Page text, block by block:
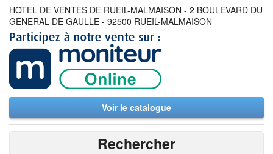
HOTEL DE VENTES DE RUEIL-MALMAISON - 2 BOULEVARD DU
GENERAL DE GAULLE - 92500 RUEIL-MALMAISON
Voir le catalogue
Rechercher